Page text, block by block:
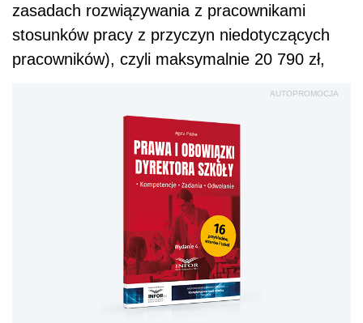
zasadach rozwiązywania z pracownikami
stosunków pracy z przyczyn niedotyczących
pracowników), czyli maksymalnie 20 790 zł,
AUTOPROMOCJA